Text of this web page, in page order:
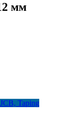
мм
Taping